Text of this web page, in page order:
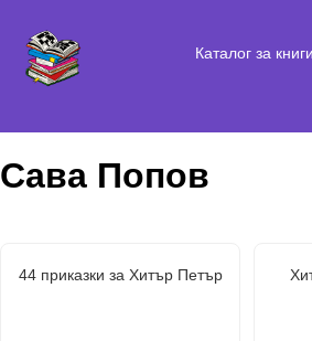
Каталог за
Сава Попов
44 приказки за Хитър Петър